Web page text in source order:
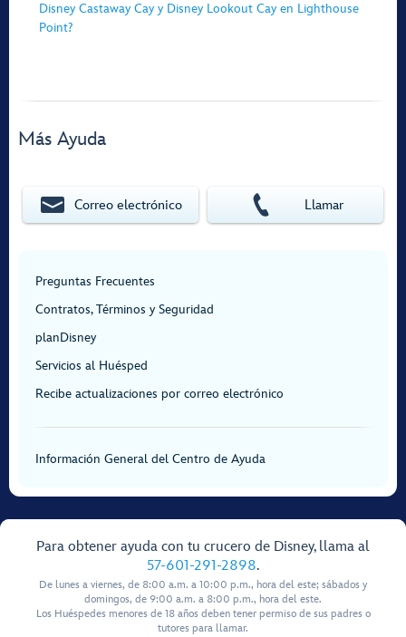
Disney Castaway Cay y Disney Lookout Cay en Lighthouse
Point?
Más Ayuda
Correo electrónico Llamar
Preguntas Frecuentes
Contratos, Términos y Seguridad
planDisney
Servicios al Huésped
Recibe actualizaciones por correo electrónico
Información General del Centro de Ayuda
Para obtener ayuda con tu crucero de Disney, llama al
57-601-291-2898.
De lunes a viernes, de 8:00 a.m. a 10:00 p.m., hora del este; sábados y
domingos, de 9:00 a.m. a 8:00 p.m., hora del este.
Los Huéspedes menores de 18 años deben tener permiso de sus padres o
tutores para llamar.